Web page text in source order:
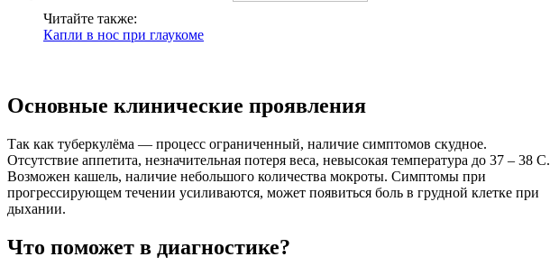
Читайте также:
Капли в нос при глаукоме
Основные клинические проявления
Так как туберкулёма — процесс ограниченный, наличие симптомов скудное.
Отсутствие аппетита, незначительная потеря веса, невысокая температура до 37 – 38 С.
Возможен кашель, наличие небольшого количества мокроты. Симптомы при
прогрессирующем течении усиливаются, может появиться боль в грудной клетке при
дыхании.
Что поможет в диагностике?